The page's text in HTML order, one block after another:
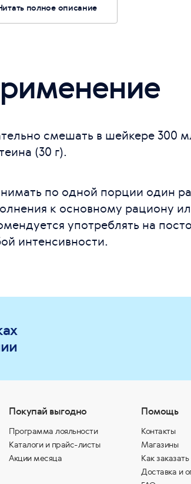
полное описание
смешать в шейкере 300
(30 г).
по одной порции один
к основному рациону
употреблять на
интенсивности.
Покупай выгодно
Программа лояльности
Каталоги и прайс-листы
Акции месяца
Помощь
Контакты
Магазины
Как заказать
Доставка и